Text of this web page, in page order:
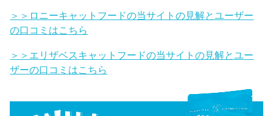
＞＞ロニーキャットフードの当サイトの見解とユーザー
の口コミはこちら
＞＞エリザベスキャットフードの当サイトの見解とユー
ザーの口コミはこちら